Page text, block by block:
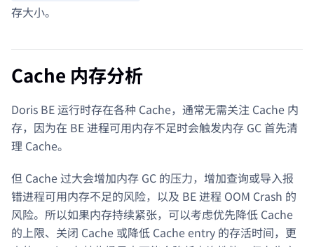
存大小。
Cache 内存分析
Doris BE 运行时存在各种 Cache，通常无需关注 Cache 内
存，因为在 BE 进程可用内存不足时会触发内存 GC 首先清
理 Cache。
但 Cache 过大会增加内存 GC 的压力，增加查询或导入报
错进程可用内存不足的风险，以及 BE 进程 OOM Crash 的
风险。所以如果内存持续紧张，可以考虑优先降低 Cache
的上限、关闭 Cache 或降低 Cache entry 的存活时间，更